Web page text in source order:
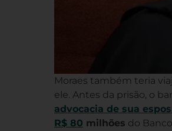
Moraes também teria
ele. Antes da prisão, o
advocacia de sua
R$ 80 milhões do